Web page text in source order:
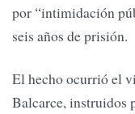
por “intimidación
seis años de prisión.
El hecho ocurrió el
Balcarce, instruidos